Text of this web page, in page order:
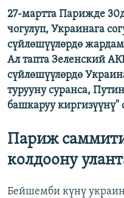
27-мартта Парижде
чогулуп, Украинага
сүйлөшүүлөрдө
Ал тапта Зеленский
сүйлөшүүлөрдө
турууну суранса,
башкаруу
Париж
колдоону
Бейшемби күнү